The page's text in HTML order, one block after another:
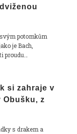
potomkům
je Bach,
proudu…
si zahraje v
Obušku, z
s drakem a